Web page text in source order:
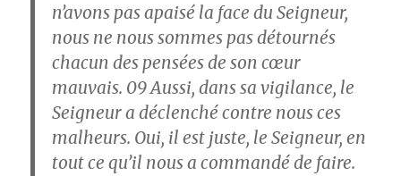
n’avons pas apaisé la face du Seigneur,
nous ne nous sommes pas détournés
chacun des pensées de son cœur
mauvais. 09Aussi, dans sa vigilance, le
Seigneur a déclenché contre nous ces
malheurs. Oui, il est juste, le Seigneur, en
tout ce qu’il nous a commandé de faire.